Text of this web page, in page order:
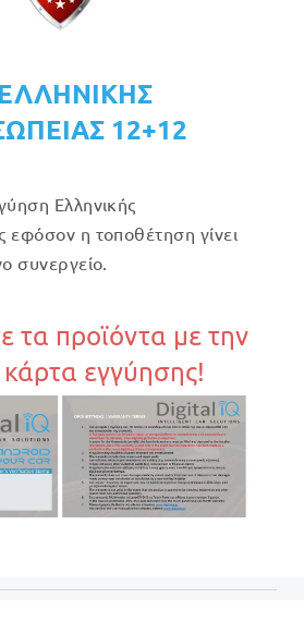
12+12
Ελληνικής
εφόσον η τοποθέτηση γίνει
συνεργείο.
τα προϊόντα με την
εγγύησης!